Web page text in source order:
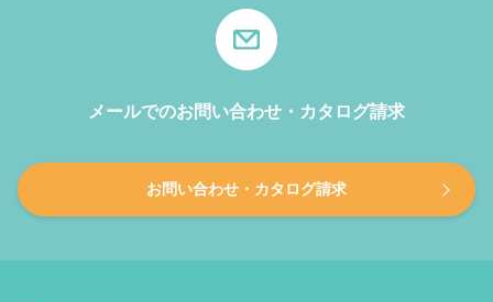
メールでのお問い合わせ・カタログ請求
お問い合わせ・カタログ請求